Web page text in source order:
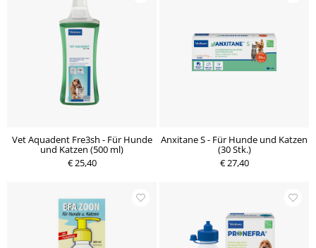
Vet Aquadent Fre3sh - Für Hunde
und Katzen (500 ml)
€ 25,40
Anxitane S - Für Hunde und Katzen
(30 Stk.)
€ 27,40